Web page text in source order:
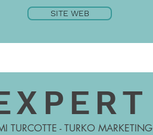
SITE WEB
TURCOTTE - TURKO MARKETING